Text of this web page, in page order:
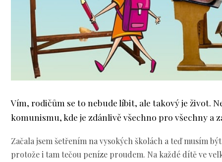
Vím, rodičům se to nebude líbit, ale takový je život.
komunismu, kde je zdánlivě všechno pro všechny a
Začala jsem šetřením na vysokých školách a teď musím
protože i tam tečou peníze proudem. Na každé dítě ve